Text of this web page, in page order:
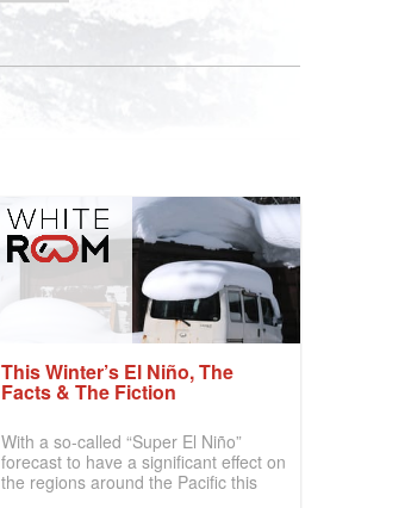
This Winter’s El Niño, The
Facts & The Fiction
With a so-called “Super El Niño”
forecast to have a significant effect on
the regions around the Pacific this